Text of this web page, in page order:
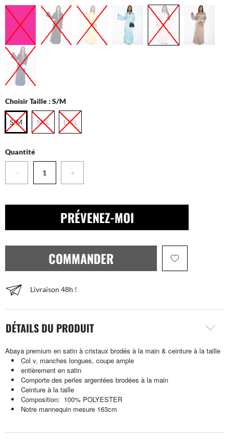
Choisir Taille : S/M
S/M M/L L/XL
Quantité
− +
PRÉVENEZ-MOI
COMMANDER
Livraison 48h !
DÉTAILS DU PRODUIT
Abaya premium en satin à cristaux brodés à la main & ceinture à la taille
Col v, manches longues, coupe ample
entièrement en satin
Comporte des perles argentées brodées à la main
Ceinture à la taille
Composition: 100% POLYESTER
Notre mannequin mesure 163cm